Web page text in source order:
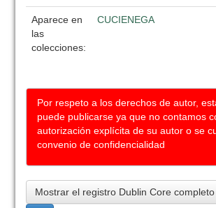
Aparece en
las
colecciones:
CUCIENEGA
Por respeto a los derechos de autor,
puede publicarse ya que no contamos
autorización explícita de su autor o se
convenio de confidencialidad
Mostrar el registro Dublin Core